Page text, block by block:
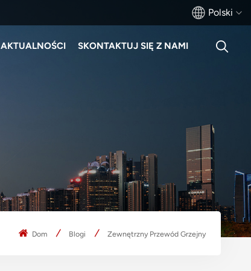
Polski
русский
italiano
español
português
AKTUALNOŚCI SKONTAKTUJ SIĘ Z NAMI
Dom Blogi Zewnętrzny Przewód Grzejny